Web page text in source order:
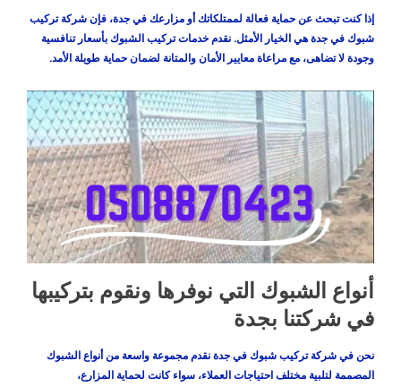
إذا كنت تبحث عن حماية فعالة لممتلكاتك أو مزارعك في جدة، فإن شركة تركيب
شبوك في جدة هي الخيار الأمثل. نقدم خدمات تركيب الشبوك بأسعار تنافسية
وجودة لا تضاهى، مع مراعاة معايير الأمان والمتانة لضمان حماية طويلة الأمد.
أنواع الشبوك التي نوفرها ونقوم بتركيبها
في شركتنا بجدة
نحن في شركة تركيب شبوك في جدة نقدم مجموعة واسعة من أنواع الشبوك
المصممة لتلبية مختلف احتياجات العملاء، سواء كانت لحماية المزارع،